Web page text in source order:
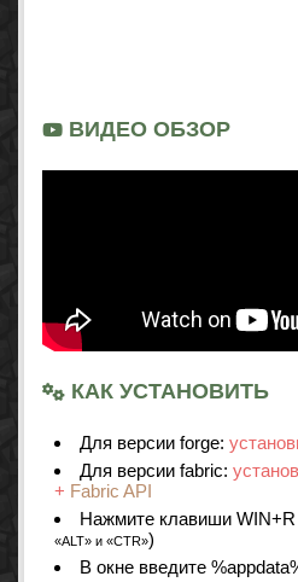
ВИДЕО ОБЗОР
КАК УСТАНОВИТЬ
Для версии forge:
Для версии fabric:
+ Fabric API
Нажмите клавиши
«ALT» и «CTR»)
В окне введите